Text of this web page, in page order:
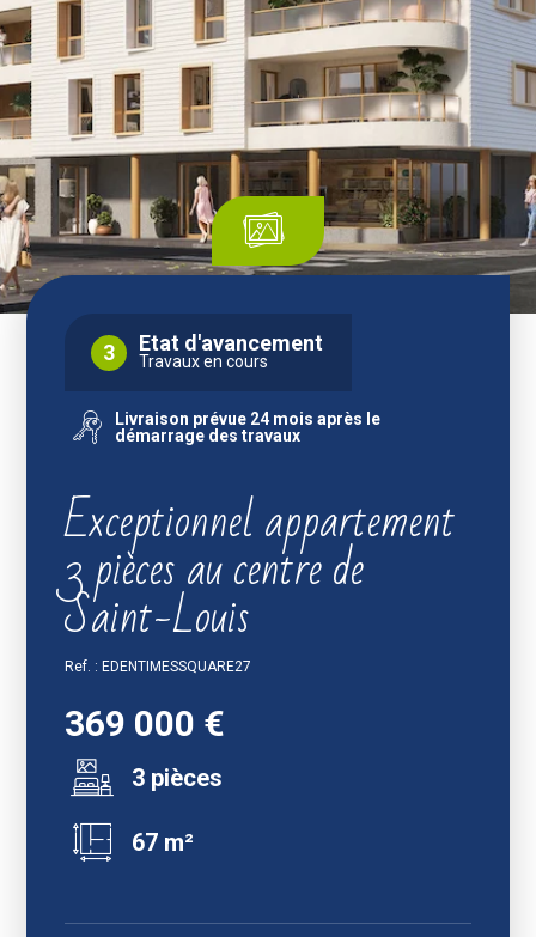
3 Etat d'avancement
Travaux en cours
Livraison prévue 24 mois après le
démarrage des travaux
Exceptionnel appartement
3 pièces au centre de
Saint-Louis
Ref. : EDENTIMESSQUARE27
369 000 €
3 pièces
67 m²